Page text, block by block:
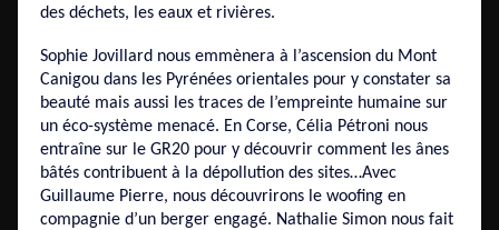
des déchets, les eaux et rivières.
Sophie Jovillard nous emmènera à l’ascension du Mont
Canigou dans les Pyrénées orientales pour y constater sa
beauté mais aussi les traces de l’empreinte humaine sur
un éco-système menacé. En Corse, Célia Pétroni nous
entraîne sur le GR20 pour y découvrir comment les ânes
bâtés contribuent à la dépollution des sites…Avec
Guillaume Pierre, nous découvrirons le woofing en
compagnie d’un berger engagé. Nathalie Simon nous fait